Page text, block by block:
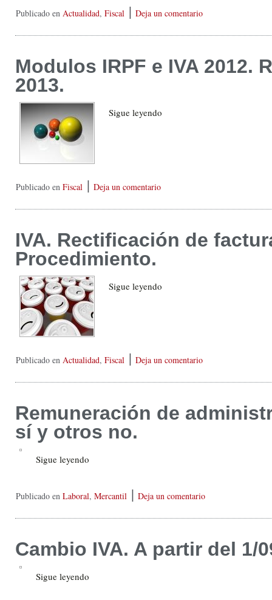
Publicado en Actualidad, Fiscal | Deja un comentario
Modulos IRPF e IVA 2012.
2013.
Sigue leyendo
Publicado en Fiscal | Deja un comentario
IVA. Rectificación de
Procedimiento.
Sigue leyendo
Publicado en Actualidad, Fiscal | Deja un comentario
Remuneración de
sí y otros no.
Sigue leyendo
Publicado en Laboral, Mercantil | Deja un comentario
Cambio IVA. A partir del 1/
Sigue leyendo